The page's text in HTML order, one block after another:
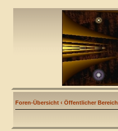
Foren-Übersicht ‹ Öffentlicher Bereich